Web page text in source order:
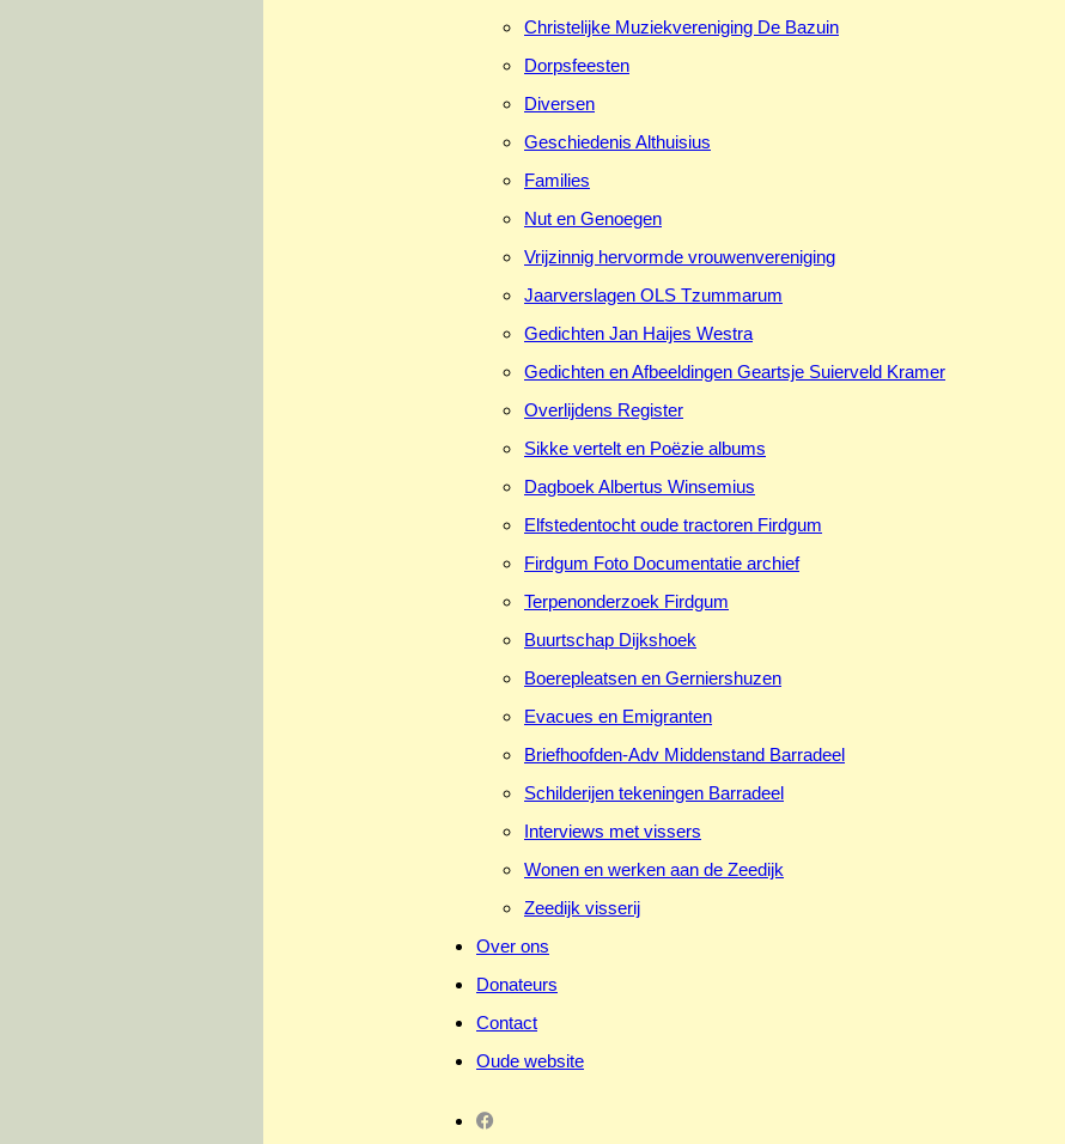
Christelijke Muziekvereniging De Bazuin
Dorpsfeesten
Diversen
Geschiedenis Althuisius
Families
Nut en Genoegen
Vrijzinnig hervormde vrouwenvereniging
Jaarverslagen OLS Tzummarum
Gedichten Jan Haijes Westra
Gedichten en Afbeeldingen Geartsje Suierveld Kramer
Overlijdens Register
Sikke vertelt en Poëzie albums
Dagboek Albertus Winsemius
Elfstedentocht oude tractoren Firdgum
Firdgum Foto Documentatie archief
Terpenonderzoek Firdgum
Buurtschap Dijkshoek
Boerepleatsen en Gerniershuzen
Evacues en Emigranten
Briefhoofden-Adv Middenstand Barradeel
Schilderijen tekeningen Barradeel
Interviews met vissers
Wonen en werken aan de Zeedijk
Zeedijk visserij
Over ons
Donateurs
Contact
Oude website